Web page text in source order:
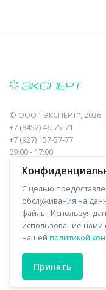
© ООО "'ЭКСПЕРТ", 2026
+7 (8452) 46-75-71
+7 (927) 157-57-77
09:00 - 17:00
410017, Саратов,
Навигация
Прайс-лист
Отзывы
Форма связи
С целью
обслуживания на
файлы. Используя
использование нами
нашей политикой
Принять